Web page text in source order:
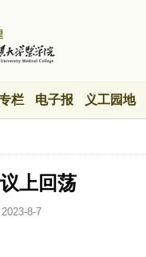
栏 电子报 义工园地
上回荡
2023-8-7